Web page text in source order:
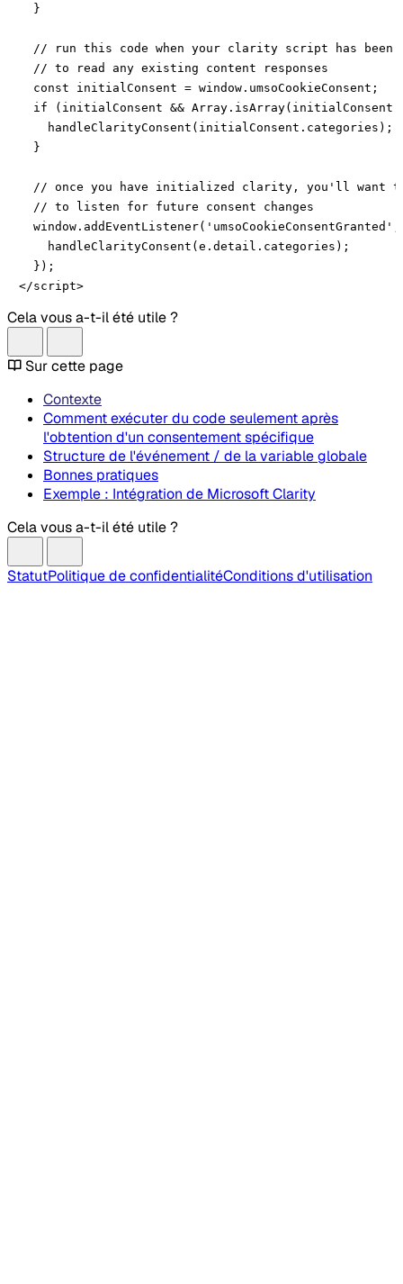
  }
// run this code when your clarity script has been
  // to read any existing content responses
  const initialConsent = window.umsoCookieConsent;
if (initialConsent &&
    handleClarityConsent(initialConsent.categories);
  }
// once you have initialized clarity, you'll want
  // to listen for future consent changes
    handleClarityConsent(e.detail.categories);
  });
</script>
Cela vous a-t-il été utile ?
Sur cette page
Contexte
Comment exécuter du code seulement après
l'obtention d'un consentement spécifique
Structure de l'événement / de la variable globale
Bonnes pratiques
Exemple : Intégration de Microsoft Clarity
Cela vous a-t-il été utile ?
StatutPolitique de confidentialitéConditions d'utilisation